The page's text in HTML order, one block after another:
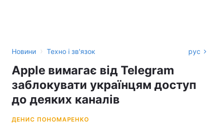
Новини › Техно і зв'язок рус
Apple вимагає від Telegram
заблокувати українцям доступ
до деяких каналів
ДЕНИС ПОНОМАРЕНКО